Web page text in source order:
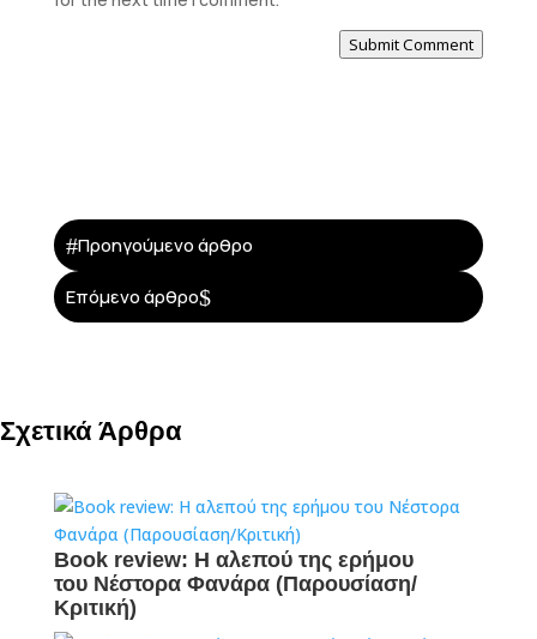
Submit Comment
#Προηγούμενο άρθρο
Επόμενο άρθρο$
Σχετικά Άρθρα
Book review: Η αλεπού της ερήμου
του Νέστορα Φανάρα (Παρουσίαση/
Κριτική)